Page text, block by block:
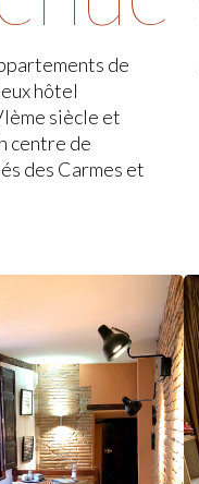
de
hôtel
siècle et
centre de
des Carmes et
d’un
de
le calme
Duplex
Capitouls